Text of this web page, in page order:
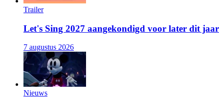
Trailer
Let's Sing 2027 aangekondigd voor later dit jaar
7 augustus 2026
Nieuws